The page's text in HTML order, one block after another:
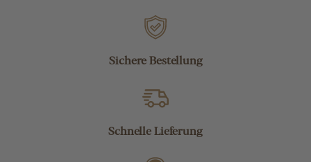
Sichere Bestellung
Schnelle Lieferung